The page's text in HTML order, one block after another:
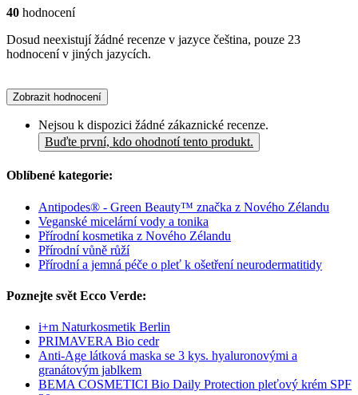
40 hodnocení
Dosud neexistují žádné recenze v jazyce čeština, pouze 23
hodnocení v jiných jazycích.
Zobrazit hodnocení
Nejsou k dispozici žádné zákaznické recenze.
Buďte první, kdo ohodnotí tento produkt.
Oblíbené kategorie:
Antipodes® - Green Beauty™ značka z Nového Zélandu
Veganské micelární vody a tonika
Přírodní kosmetika z Nového Zélandu
Přírodní vůně růží
Přírodní a jemná péče o pleť k ošetření neurodermatitidy
Poznejte svět Ecco Verde:
i+m Naturkosmetik Berlin
PRIMAVERA Bio cedr
Anti-Age látková maska se 3 kys. hyaluronovými a
granátovým jablkem
BEMA COSMETICI Bio Daily Protection pleťový krém SPF